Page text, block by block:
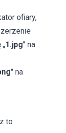
ofiary,
1.jpg" na
" na
to